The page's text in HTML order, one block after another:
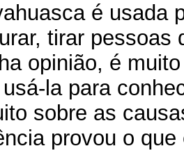
é usada
tirar
opinião, é
la para
sobre as
provou o